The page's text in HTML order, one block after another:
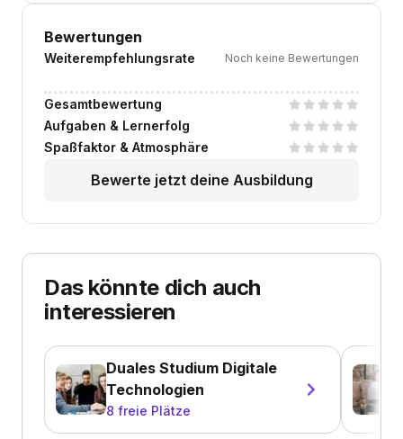
Bewertungen
Weiterempfehlungsrate Noch keine Bewertungen
Gesamtbewertung
Aufgaben & Lernerfolg
Spaßfaktor & Atmosphäre
Bewerte jetzt deine Ausbildung
Das könnte dich auch
interessieren
Duales Studium Digitale
Technologien
8 freie Plätze